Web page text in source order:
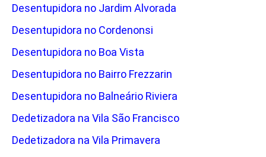
Desentupidora no Jardim Alvorada
Desentupidora no Cordenonsi
Desentupidora no Boa Vista
Desentupidora no Bairro Frezzarin
Desentupidora no Balneário Riviera
Dedetizadora na Vila São Francisco
Dedetizadora na Vila Primavera